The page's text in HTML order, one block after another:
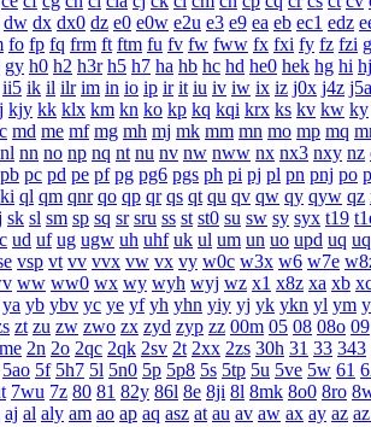
dw dx dx0 dz e0 e0w e2u e3 e9 ea eb ec1 edz
fo fp fq frm ft ftm fu fv fw fww fx fxi fy fz fzi
gy h0 h2 h3r h5 h7 ha hb hc hd he0 hek hg hi hj
ii5 ik il ilr im in io ip ir it iu iv iw ix iz j0x j4z j5a
kjy kk klx km kn ko kp kq kqi krx ks kv kw ky
md me mf mg mh mj mk mm mn mo mp mq
nl nn no np nq nt nu nv nw nww nx nx3 nxy nz
pb pc pd pe pf pg pg6 pgs ph pi pj pl pn pnj po
ql qm qnr qo qp qr qs qt qu qv qw qy qyw qz
sk sl sm sp sq sr sru ss st st0 su sw sy syx t19
ud uf ug ugw uh uhf uk ul um un uo upd uq
vsp vt vv vvx vw vx vy w0c w3x w6 w7e
ww ww0 wx wy wyh wyj wz x1 x8z xa xb
ya yb ybv yc ye yf yh yhn yiy yj yk ykn yl ym
zt zu zw zwo zx zyd zyp zz 00m 05 08 08o 09
2n 2o 2qc 2qk 2sv 2t 2xx 2zs 30h 31 33 343
5ao 5f 5h7 5l 5n0 5p 5p8 5s 5tp 5u 5ve 5w 61
7wu 7z 80 81 82y 86l 8e 8ji 8l 8mk 8o0 8ro
aj al aly am ao ap aq asz at au av aw ax ay az